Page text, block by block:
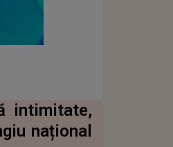
intimitate,
național